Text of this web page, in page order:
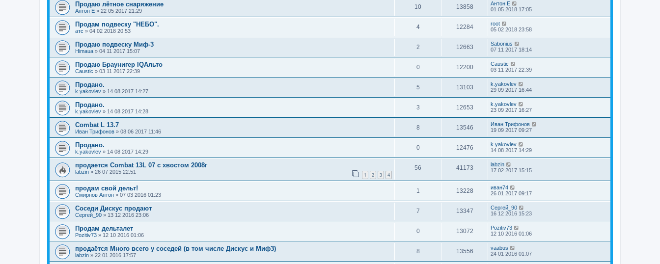
Продаю лётное снаряжение
Антон Е » 22 05 2017 21:29
10 13858
Антон Е
01 05 2018 17:05
Продам подвеску "НЕБО".
атс » 04 02 2018 20:53
4 12284
root
05 02 2018 23:58
Продаю подвеску Миф-3
Himaua » 04 11 2017 15:07
2 12663
Sabonius
07 11 2017 18:14
Продаю Браунигер IQАльто
Caustic » 03 11 2017 22:39
0 12200
Caustic
03 11 2017 22:39
Продано.
k.yakovlev » 14 08 2017 14:27
5 13103
k.yakovlev
29 09 2017 16:44
Продано.
k.yakovlev » 14 08 2017 14:28
3 12653
k.yakovlev
23 09 2017 16:27
Combat L 13.7
Иван Трифонов » 08 06 2017 11:46
8 13546
Иван Трифонов
19 09 2017 09:27
Продано.
k.yakovlev » 14 08 2017 14:29
0 12476
k.yakovlev
14 08 2017 14:29
продается Combat 13L 07 с хвостом 2008г
labzin » 26 07 2015 22:51 1 2 3 4
56 41173
labzin
17 02 2017 15:15
продам свой дельт!
Смирнов Антон » 07 03 2016 01:23
1 13228
иван74
26 01 2017 09:17
Соседи Дискус продают
Сергей_90 » 13 12 2016 23:06
7 13347
Сергей_90
16 12 2016 15:23
Продам дельталет
Pozitiv73 » 12 10 2016 01:06
0 13072
Pozitiv73
12 10 2016 01:06
продаётся Много всего у соседей (в том числе Дискус и Миф3)
labzin » 22 01 2016 17:57
8 13556
vaabus
24 01 2016 01:07